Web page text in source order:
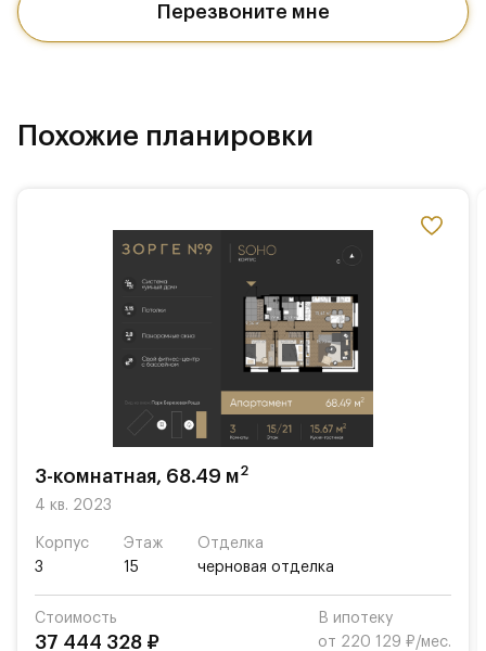
Перезвоните мне
Похожие планировки
3-комнатная, 68.49 м2
4 кв. 2023
Корпус
3
Этаж
15
Отделка
черновая отделка
Стоимость
37 444 328 ₽
В ипотеку
от 220 129 ₽/мес.